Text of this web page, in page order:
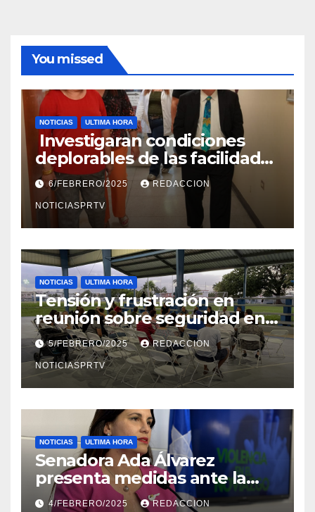
You missed
NOTICIAS ULTIMA HORA
Investigaran condiciones
deplorables de las facilidades
el Departamento de la Salud
en Mayagüez
6/FEBRERO/2025 REDACCION
NOTICIASPRTV
NOTICIAS ULTIMA HORA
Tensión y frustración en
reunión sobre seguridad en
Reparto Metropolitano
5/FEBRERO/2025 REDACCION
NOTICIASPRTV
NOTICIAS ULTIMA HORA
Senadora Ada Álvarez
presenta medidas ante la
violencia en el noviazgo
4/FEBRERO/2025 REDACCION